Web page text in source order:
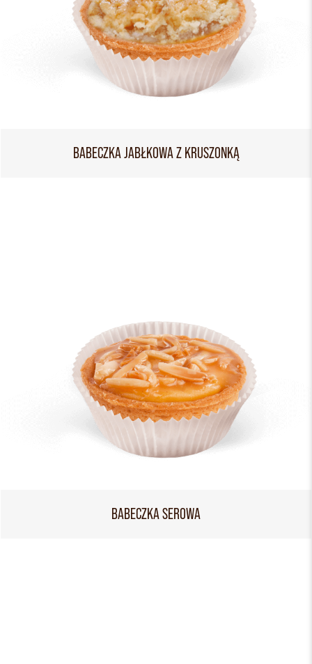
BABECZKA JABŁKOWA Z KRUSZONKĄ
BABECZKA SEROWA